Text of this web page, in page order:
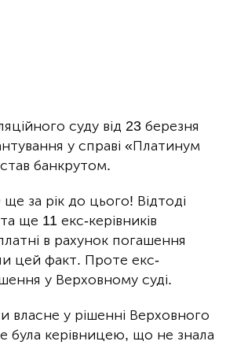
суду від 23 березня
у справі «Платинум
банкрутом.
за рік до цього! Відтоді
ще 11 екс-керівників
в рахунок погашення
цей факт. Проте екс-
у Верховному суді.
у рішенні Верховного
була керівницею, що не знала